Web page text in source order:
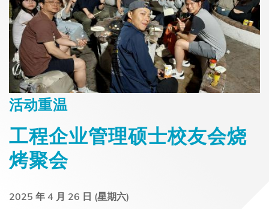
活动重温
工程企业管理硕士校友会烧
烤聚会
2025 年 4 月 26 日 (星期六)